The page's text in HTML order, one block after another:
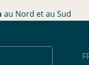
au Nord et au Sud